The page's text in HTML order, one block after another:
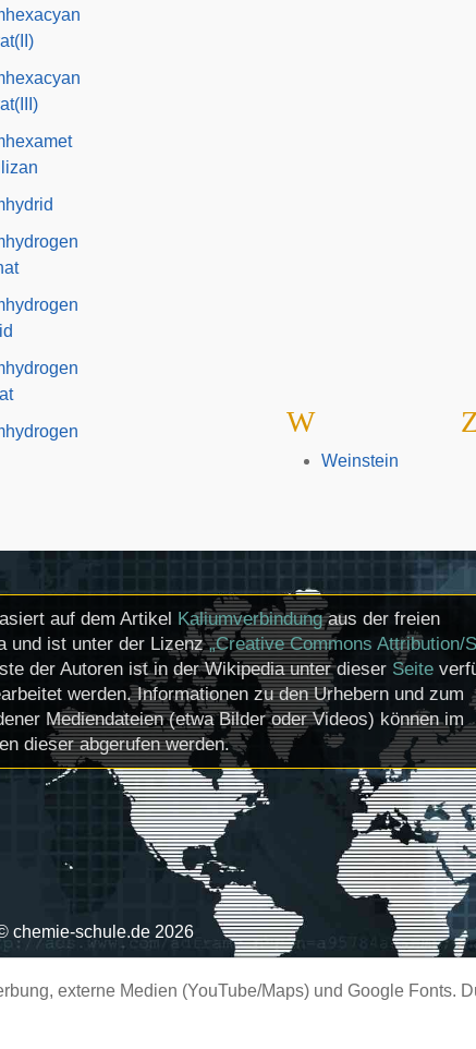
externe Medien (YouTube/Maps) und Google Fonts.
W
Weinstein
auf dem Artikel Kaliumverbindungaus der freien
und ist unter der Lizenz„Creative Commons Attribution/
der Autoren ist in der Wikipedia unter dieser Seite
werden. Informationen zu den Urhebern und zum
Mediendateien (etwa Bilder oder Videos) können im
dieser abgerufen werden.
chemie-schule.de 2026